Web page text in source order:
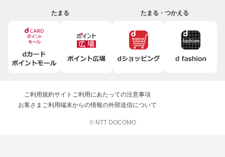
たまる たまる・つかえる
ご利用規約サイトご利用にあたっての注意事項
お客さまご利用端末からの情報の外部送信について
© NTT DOCOMO